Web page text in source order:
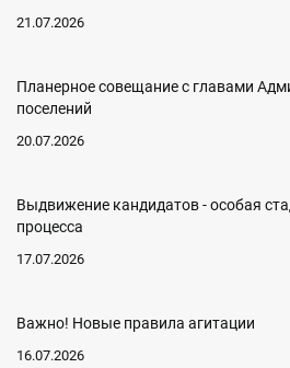
21.07.2026
Планерное совещание с главами
поселений
20.07.2026
Выдвижение кандидатов - особая
процесса
17.07.2026
Важно! Новые правила агитации
16.07.2026